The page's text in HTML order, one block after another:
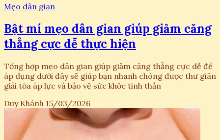
Mẹo dân gian
Bật mí mẹo dân gian giúp giảm căng
thẳng cực dễ thực hiện
Tổng hợp mẹo dân gian giúp giảm căng thẳng cực dễ để
áp dụng dưới đây sẽ giúp bạn nhanh chóng được thư giãn
giải tỏa áp lực và bảo vệ sức khỏe tinh thần
Duy Khánh 15/03/2026